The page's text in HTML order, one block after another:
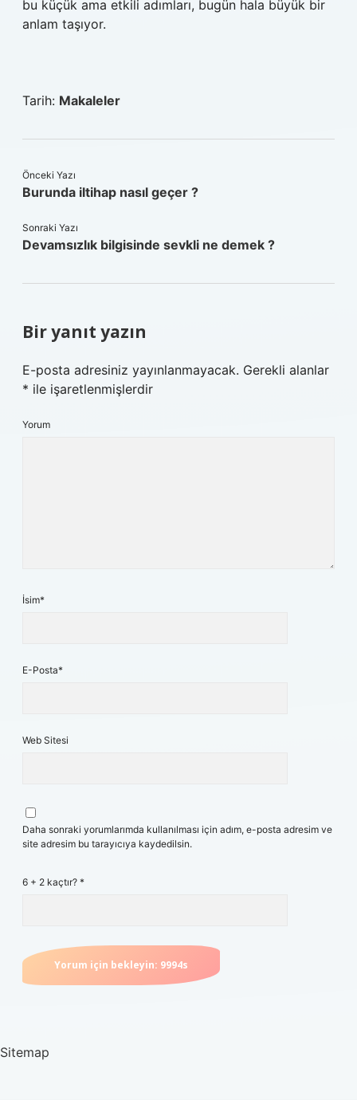
bu küçük ama etkili adımları, bugün hala büyük bir
anlam taşıyor.
Tarih: Makaleler
Önceki Yazı
Burunda iltihap nasıl geçer ?
Sonraki Yazı
Devamsızlık bilgisinde sevkli ne demek ?
Bir yanıt yazın
E-posta adresiniz yayınlanmayacak. Gerekli alanlar
* ile işaretlenmişlerdir
Yorum
İsim*
E-Posta*
Web Sitesi
Daha sonraki yorumlarımda kullanılması için adım, e-posta adresim ve
site adresim bu tarayıcıya kaydedilsin.
6 + 2 kaçtır? *
Sitemap